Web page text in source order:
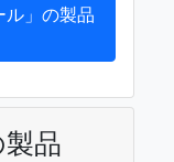
ル」の製品
品